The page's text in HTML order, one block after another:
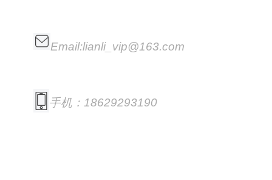
Email:lianli_vip@163.com
手机：18629293190